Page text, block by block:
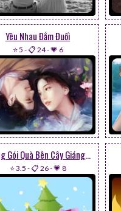
Yêu Nhau Đắm Đuối
⭐ 5 -📋 24-💗 6
Những Gói Quà Bên Cây Giáng Sinh
⭐ 3.5 -📋 26-💗 8